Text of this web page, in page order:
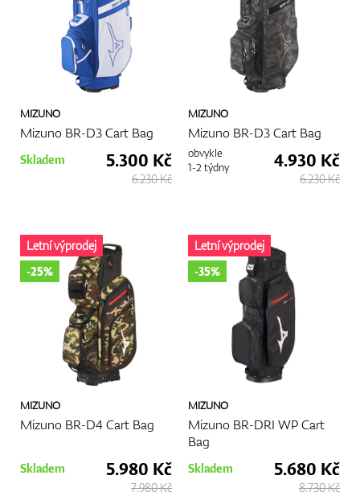
MIZUNO
Mizuno BR-D3 Cart Bag
Skladem 5.300 Kč
6.230 Kč
MIZUNO
Mizuno BR-D3 Cart Bag
obvykle
1-2 týdny
4.930 Kč
6.230 Kč
MIZUNO
Mizuno BR-D4 Cart Bag
Letní výprodej
-25%
Skladem 5.980 Kč
7.980 Kč
MIZUNO
Mizuno BR-DRI WP Cart
Bag
Letní výprodej
-35%
Skladem 5.680 Kč
8.730 Kč